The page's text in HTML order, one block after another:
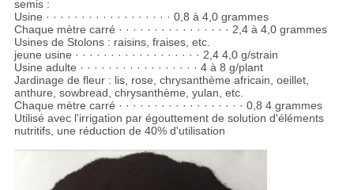
semis :
Usine · · · · · · · · · · · · · · · · · · 0,8 à 4,0 grammes
Chaque mètre carré · · · · · · · · · · · · · · · · 2,4 à 4,0 grammes
Usines de Stolons : raisins, fraises, etc.
jeune usine · · · · · · · · · · · · · · · · · · 2,4 4,0 g/strain
Usine adulte · · · · · · · · · · · · · · · · · 4 à 8 g/plant
Jardinage de fleur : lis, rose, chrysanthème africain, oeillet,
anthure, sowbread, chrysanthème, yulan, etc.
Chaque mètre carré · · · · · · · · · · · · · · · · · · 0,8 4 grammes
Utilisé avec l'irrigation par égouttement de solution d'éléments
nutritifs, une réduction de 40% d'utilisation